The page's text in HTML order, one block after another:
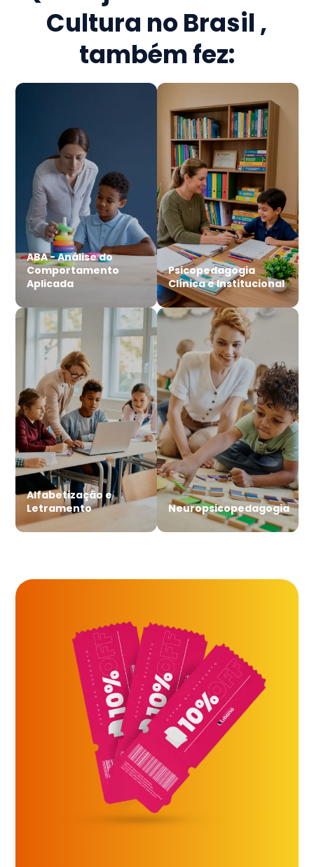
Cultura no Brasil ,
também fez:
ABA - Análise do
Comportamento
Aplicada
Psicopedagogia
Clínica e Institucional
Alfabetização e
Letramento
Neuropsicopedagogia